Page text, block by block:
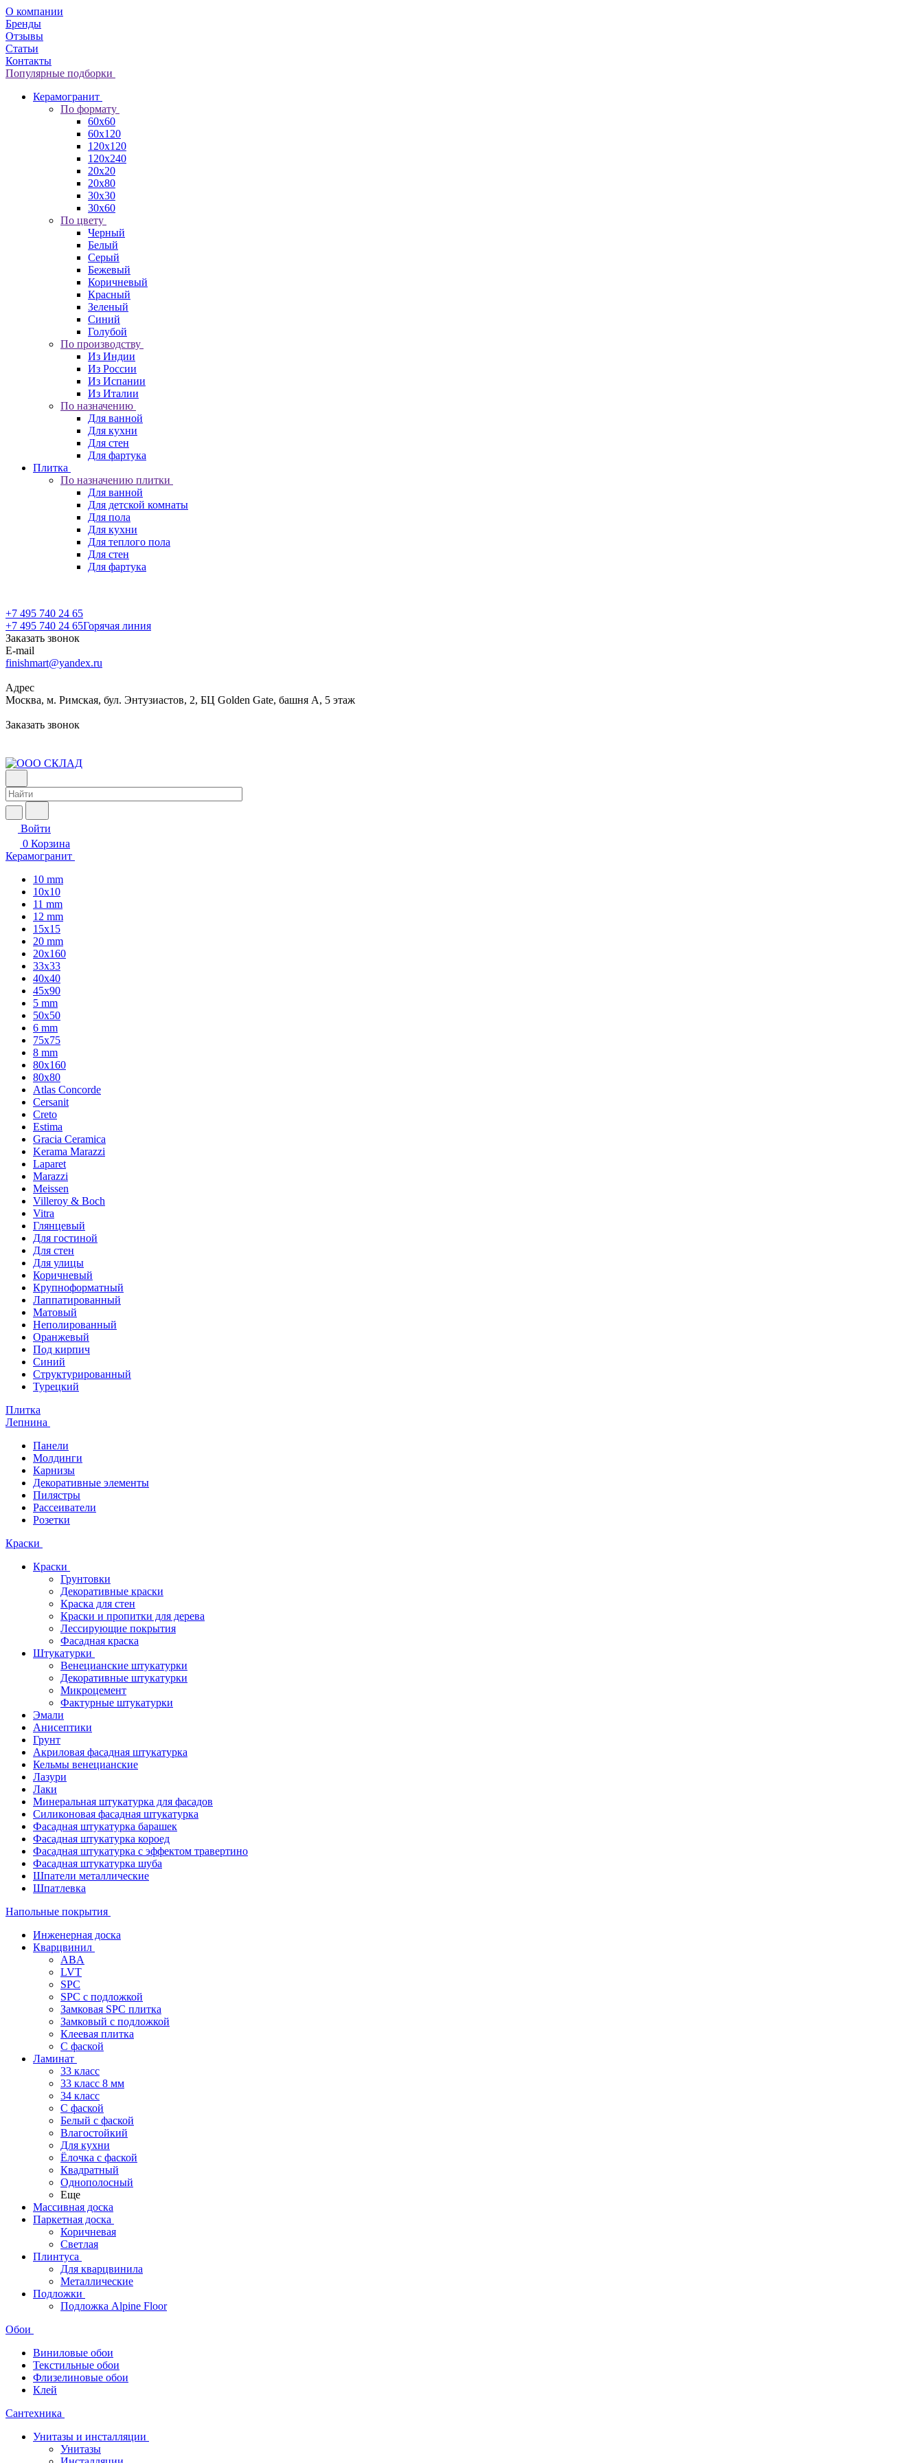
О компании
Бренды
Отзывы
Статьи
Контакты
Популярные подборки
Керамогранит
По формату
60x60
60x120
120x120
120x240
20x20
20x80
30x30
30x60
По цвету
Черный
Белый
Серый
Бежевый
Коричневый
Красный
Зеленый
Синий
Голубой
По производству
Из Индии
Из России
Из Испании
Из Италии
По назначению
Для ванной
Для кухни
Для стен
Для фартука
Плитка
По назначению плитки
Для ванной
Для детской комнаты
Для пола
Для кухни
Для теплого пола
Для стен
Для фартука
+7 495 740 24 65
+7 495 740 24 65Горячая линия
Заказать звонок
E-mail
finishmart@yandex.ru
Адрес
Москва, м. Римская, бул. Энтузиастов, 2, БЦ Golden Gate, башня А, 5 этаж
Заказать звонок
Войти
0 Корзина
Керамогранит
10 mm
10x10
11 mm
12 mm
15x15
20 mm
20х160
33x33
40х40
45x90
5 mm
50x50
6 mm
75х75
8 mm
80x160
80x80
Atlas Concorde
Cersanit
Creto
Estima
Gracia Ceramica
Kerama Marazzi
Laparet
Marazzi
Meissen
Villeroy & Boch
Vitra
Глянцевый
Для гостиной
Для стен
Для улицы
Коричневый
Крупноформатный
Лаппатированный
Матовый
Неполированный
Оранжевый
Под кирпич
Синий
Структурированный
Турецкий
Плитка
Лепнина
Панели
Молдинги
Карнизы
Декоративные элементы
Пилястры
Рассеиватели
Розетки
Краски
Краски
Грунтовки
Декоративные краски
Краска для стен
Краски и пропитки для дерева
Лессирующие покрытия
Фасадная краска
Штукатурки
Венецианские штукатурки
Декоративные штукатурки
Микроцемент
Фактурные штукатурки
Эмали
Анисептики
Грунт
Акриловая фасадная штукатурка
Кельмы венецианские
Лазури
Лаки
Минеральная штукатурка для фасадов
Силиконовая фасадная штукатурка
Фасадная штукатурка барашек
Фасадная штукатурка короед
Фасадная штукатурка с эффектом травертино
Фасадная штукатурка шуба
Шпатели металлические
Шпатлевка
Напольные покрытия
Инженерная доска
Кварцвинил
ABA
LVT
SPC
SPC с подложкой
Замковая SPC плитка
Замковый с подложкой
Клеевая плитка
С фаской
Ламинат
33 класс
33 класс 8 мм
34 класс
C фаской
Белый с фаской
Влагостойкий
Для кухни
Ёлочка с фаской
Квадратный
Однополосный
Еще
Массивная доска
Паркетная доска
Коричневая
Светлая
Плинтуса
Для кварцвинила
Металлические
Подложки
Подложка Alpine Floor
Обои
Виниловые обои
Текстильные обои
Флизелиновые обои
Клей
Сантехника
Унитазы и инсталляции
Унитазы